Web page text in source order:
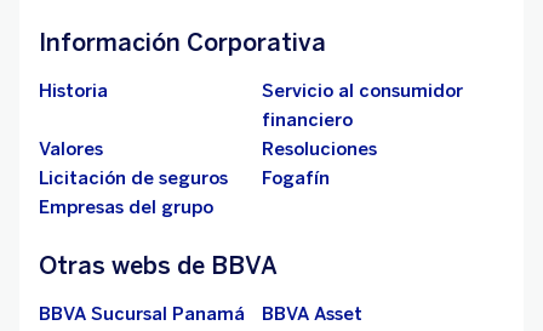
Información Corporativa
Historia
Servicio al consumidor
financiero
Valores
Resoluciones
Licitación de seguros
Fogafín
Empresas del grupo
Otras webs de BBVA
BBVA Sucursal Panamá
BBVA Asset